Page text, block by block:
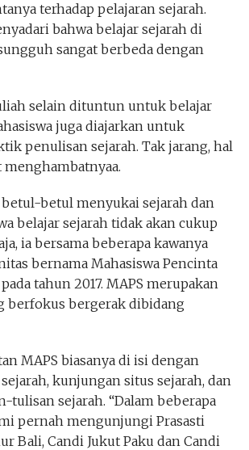
terhadap pelajaran sejarah.
bahwa belajar sejarah di
sangat berbeda dengan
selain dituntun untuk belajar
juga diajarkan untuk
penulisan sejarah. Tak jarang, hal
betul menyukai sejarah dan
belajar sejarah tidak akan cukup
ia bersama beberapa kawanya
bernama Mahasiswa Pencinta
tahun 2017. MAPS merupakan
berfokus bergerak dibidang
MAPS biasanya di isi dengan
kunjungan situs sejarah, dan
tulisan sejarah. “Dalam beberapa
pernah mengunjungi Prasasti
Bali, Candi Jukut Paku dan Candi